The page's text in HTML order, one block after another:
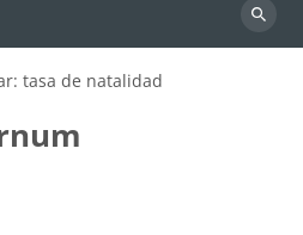
Buscar
tasa de natalidad